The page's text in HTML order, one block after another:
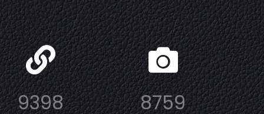
9398 8759